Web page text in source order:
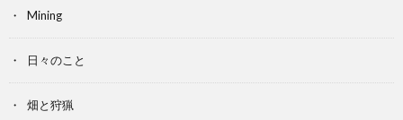
Mining
日々のこと
畑と狩猟